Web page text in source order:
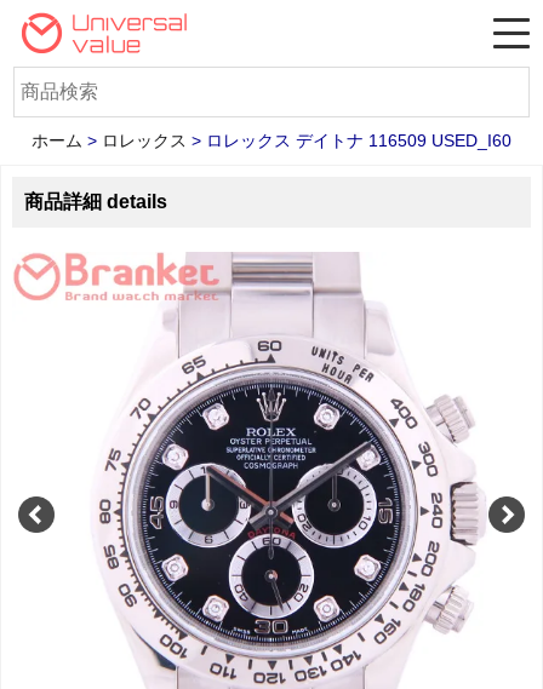
ホーム > ロレックス > ロレックス デイトナ 116509 USED_I60
商品詳細 details